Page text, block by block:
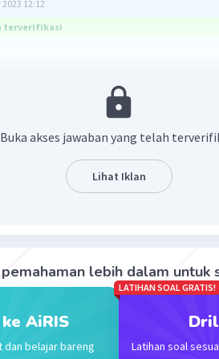
12:12
terverifikasi
adalah berada di
Community Level 73
dasar dianggap nol, maka saat kamu
kamu berada di lantai -4. Kemudian,
lantai -4, kamu akan berada di lantai 1.
Buka akses jawaban yang telah
Lihat Iklan
lebih dalam untuk
AiRIS
dan belajar bareng
LATIHAN SOAL GRATIS!
Latihan soal